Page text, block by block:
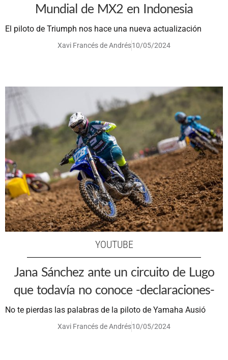
Mundial de MX2 en Indonesia
El piloto de Triumph nos hace una nueva actualización
Xavi Francés de Andrés10/05/2024
YOUTUBE
Jana Sánchez ante un circuito de Lugo
que todavía no conoce -declaraciones-
No te pierdas las palabras de la piloto de Yamaha Ausió
Xavi Francés de Andrés10/05/2024